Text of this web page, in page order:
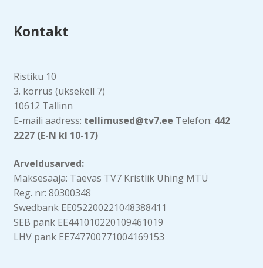
Kontakt
Ristiku 10
3. korrus (uksekell 7)
10612 Tallinn
E-maili aadress: tellimused@tv7.ee Telefon: 442
2227 (E-N kl 10-17)
Arveldusarved:
Maksesaaja: Taevas TV7 Kristlik Ühing MTÜ
Reg. nr: 80300348
Swedbank EE052200221048388411
SEB pank EE441010220109461019
LHV pank EE747700771004169153